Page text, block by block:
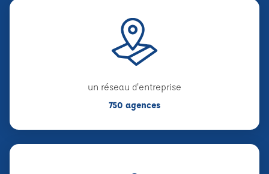
un réseau d'entreprise
750 agences